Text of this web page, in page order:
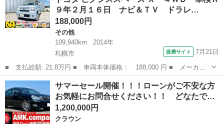
のL...
９年２月１６日 ナビ＆ＴＶ ドラレ…
188,000円
その他
109,940km
2014年
札幌市
提携サイト 7月21日
■ 支払総額: 21.8万円 ■ 車両本体価格： 188,000 円 ■ メーカー
名： トヨタ ■ 車種名： ピクシススペース ■ グレード名：
Ｘ ４ＷＤ 車検Ｒ９年２月１６日 ナビ＆ＴＶ ドラレコ スマー
トキー キーフ...
北海道 札幌市
サマーセール開催！！！ローンがご不安な方
お気軽にお問合せください！！ どなたで…
1,200,000円
クラウン